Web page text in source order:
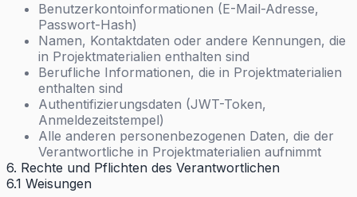
Benutzerkontoinformationen (E-Mail-Adresse,
Passwort-Hash)
Namen, Kontaktdaten oder andere Kennungen, die
in Projektmaterialien enthalten sind
Berufliche Informationen, die in Projektmaterialien
enthalten sind
Authentifizierungsdaten (JWT-Token,
Anmeldezeitstempel)
Alle anderen personenbezogenen Daten, die der
Verantwortliche in Projektmaterialien aufnimmt
6. Rechte und Pflichten des Verantwortlichen
6.1 Weisungen